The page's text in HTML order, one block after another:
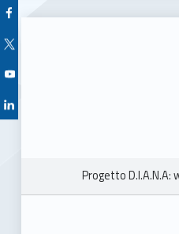
Facebook Unioncamere Veneto
Twitter Unioncamere Veneto
Youtube Unioncamere Veneto
Linkedin Unioncamere Veneto
Breadcrumbs navigation
Progetto